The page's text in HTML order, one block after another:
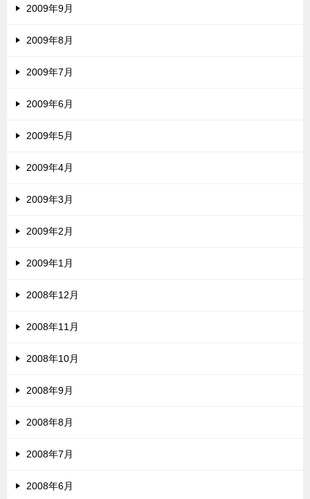
2009年9月
2009年8月
2009年7月
2009年6月
2009年5月
2009年4月
2009年3月
2009年2月
2009年1月
2008年12月
2008年11月
2008年10月
2008年9月
2008年8月
2008年7月
2008年6月